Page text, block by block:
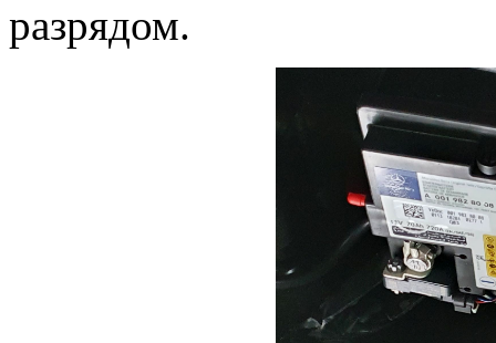
разрядом.